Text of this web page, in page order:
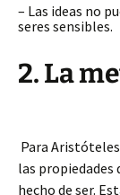
– Las ideas no
seres sensibles.
2. La
Para
las propiedades
hecho de ser.